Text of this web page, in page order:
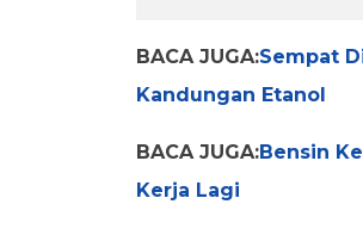
BACA JUGA:Sempat
Kandungan Etanol
BACA JUGA:Bensin
Kerja Lagi